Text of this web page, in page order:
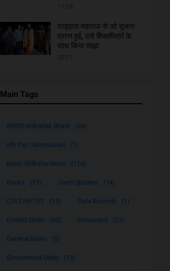
राजूदास महाराज से जो सूचना
प्राप्त हुई, उसे शिक्षामित्रों के
साथ किया साझा
Main Tags
69000 shikshak bharti (38)
8th Pay Commission (1)
Basic Shiksha News (114)
Books (13) Court Updates (14)
CTET/UPTET (19) Data Records (1)
District Order (30) Document (23)
General News (5)
Government Order (13)